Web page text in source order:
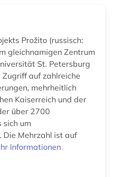
Prožito (russisch:
gleichnamigen Zentrum
St. Petersburg
auf zahlreiche
mehrheitlich
Kaiserreich und der
über 2700
sich um
Die Mehrzahl ist auf
Informationen